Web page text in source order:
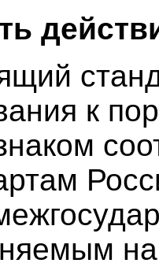
к
на